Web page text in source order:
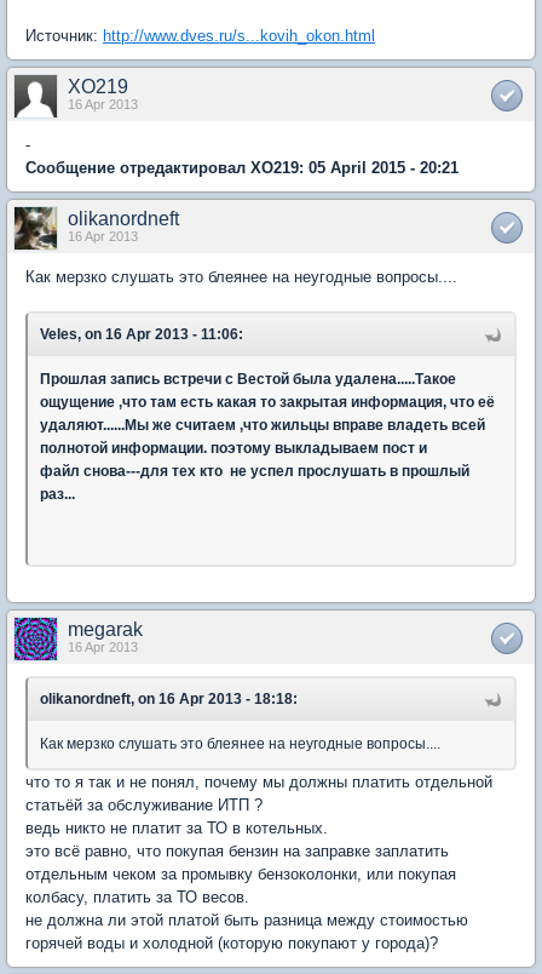
Источник: http://www.dves.ru/s...kovih_okon.html
XO219
16 Apr 2013
-
Сообщение отредактировал XO219: 05 April 2015 - 20:21
olikanordneft
16 Apr 2013
Как мерзко слушать это блеянее на неугодные вопросы....
Veles, on 16 Apr 2013 - 11:06:
Прошлая запись встречи с Вестой была удалена.....Такое
ощущение ,что там есть какая то закрытая информация, что её
удаляют......Мы же считаем ,что жильцы вправе владеть всей
полнотой информации. поэтому выкладываем пост и
файл снова---для тех кто не успел прослушать в прошлый
раз...
megarak
16 Apr 2013
olikanordneft, on 16 Apr 2013 - 18:18:
Как мерзко слушать это блеянее на неугодные вопросы....
что то я так и не понял, почему мы должны платить отдельной
статьёй за обслуживание ИТП ?
ведь никто не платит за ТО в котельных.
это всё равно, что покупая бензин на заправке заплатить
отдельным чеком за промывку бензоколонки, или покупая
колбасу, платить за ТО весов.
не должна ли этой платой быть разница между стоимостью
горячей воды и холодной (которую покупают у города)?